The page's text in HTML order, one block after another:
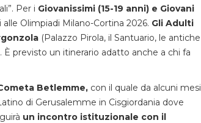
Per i Giovanissimi (15-19 anni) e Giovani
Olimpiadi Milano-Cortina 2026. Gli Adulti
(Palazzo Pirola, il Santuario, le antiche
previsto un itinerario adatto anche a chi fa
Betlemme, con il quale da alcuni mesi
di Gerusalemme in Cisgiordania dove
un incontro istituzionale con il